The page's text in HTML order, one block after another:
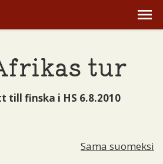
tur
till finska i HS 6.8.2010
Sama suomeksi